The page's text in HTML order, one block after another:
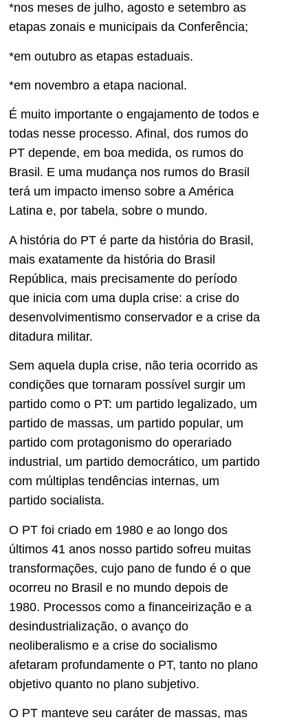
*nos meses de julho, agosto e setembro as
etapas zonais e municipais da Conferência;
*em outubro as etapas estaduais.
*em novembro a etapa nacional.
É muito importante o engajamento de todos e
todas nesse processo. Afinal, dos rumos do
PT depende, em boa medida, os rumos do
Brasil. E uma mudança nos rumos do Brasil
terá um impacto imenso sobre a América
Latina e, por tabela, sobre o mundo.
A história do PT é parte da história do Brasil,
mais exatamente da história do Brasil
República, mais precisamente do período
que inicia com uma dupla crise: a crise do
desenvolvimentismo conservador e a crise da
ditadura militar.
Sem aquela dupla crise, não teria ocorrido as
condições que tornaram possível surgir um
partido como o PT: um partido legalizado, um
partido de massas, um partido popular, um
partido com protagonismo do operariado
industrial, um partido democrático, um partido
com múltiplas tendências internas, um
partido socialista.
O PT foi criado em 1980 e ao longo dos
últimos 41 anos nosso partido sofreu muitas
transformações, cujo pano de fundo é o que
ocorreu no Brasil e no mundo depois de
1980. Processos como a financeirização e a
desindustrialização, o avanço do
neoliberalismo e a crise do socialismo
afetaram profundamente o PT, tanto no plano
objetivo quanto no plano subjetivo.
O PT manteve seu caráter de massas, mas